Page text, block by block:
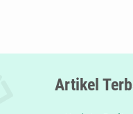
Artikel